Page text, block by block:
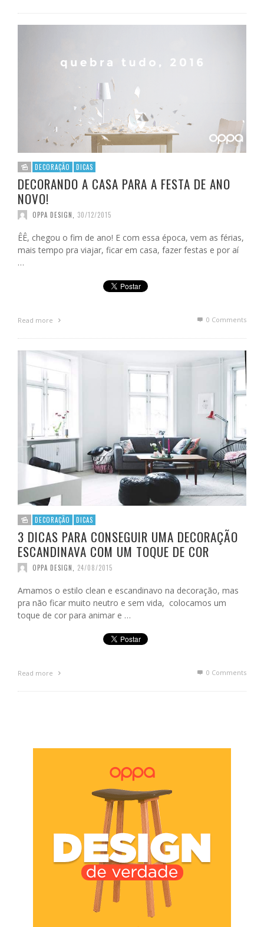
DECORAÇÃO DICAS
DECORANDO A CASA PARA A FESTA DE ANO
NOVO!
OPPA DESIGN 30/12/2015
ÊÊ, chegou o fim de ano! E com essa época, vem as férias,
mais tempo pra viajar, ficar em casa, fazer festas e por aí
…
Read more 0 Comments
DECORAÇÃO DICAS
3 DICAS PARA CONSEGUIR UMA DECORAÇÃO
ESCANDINAVA COM UM TOQUE DE COR
OPPA DESIGN 24/08/2015
Amamos o estilo clean e escandinavo na decoração, mas
pra não ficar muito neutro e sem vida, colocamos um
toque de cor para animar e …
Read more 0 Comments